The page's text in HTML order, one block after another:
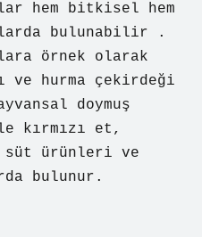
hem bitkisel hem
bulunabilir .
örnek olarak
ve hurma çekirdeği
doymuş
kırmızı et,
süt ürünleri ve
bulunur.